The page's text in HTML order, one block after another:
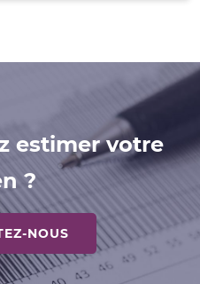
estimer votre
?
NOUS